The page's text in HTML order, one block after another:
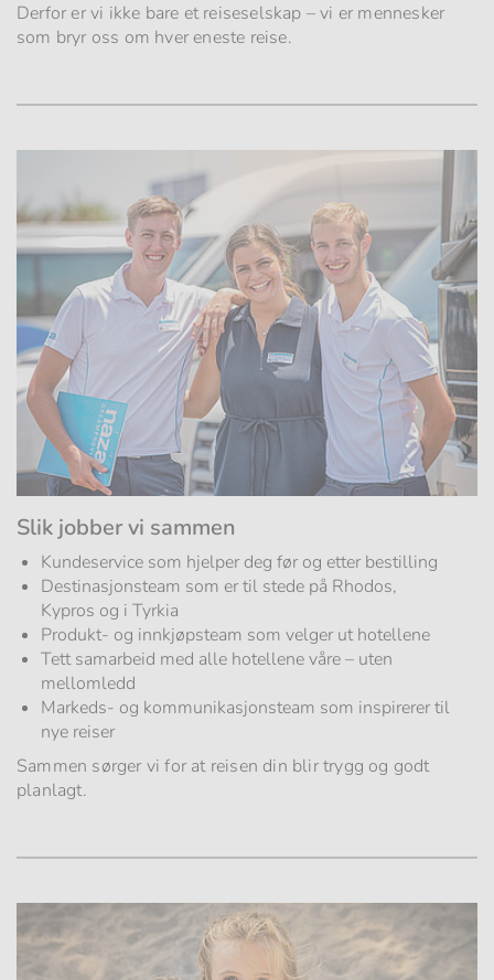
Derfor er vi ikke bare et reiseselskap – vi er mennesker
som bryr oss om hver eneste reise.
Slik jobber vi sammen
Kundeservice som hjelper deg før og etter bestilling
Destinasjonsteam som er til stede på Rhodos,
Kypros og i Tyrkia
Produkt- og innkjøpsteam som velger ut hotellene
Tett samarbeid med alle hotellene våre – uten
mellomledd
Markeds- og kommunikasjonsteam som inspirerer til
nye reiser
Sammen sørger vi for at reisen din blir trygg og godt
planlagt.